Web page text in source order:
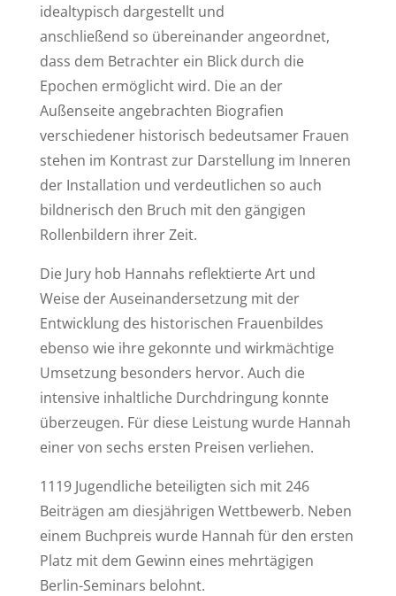
idealtypisch dargestellt und
anschließend so übereinander angeordnet,
dass dem Betrachter ein Blick durch die
Epochen ermöglicht wird. Die an der
Außenseite angebrachten Biografien
verschiedener historisch bedeutsamer Frauen
stehen im Kontrast zur Darstellung im Inneren
der Installation und verdeutlichen so auch
bildnerisch den Bruch mit den gängigen
Rollenbildern ihrer Zeit.
Die Jury hob Hannahs reflektierte Art und
Weise der Auseinandersetzung mit der
Entwicklung des historischen Frauenbildes
ebenso wie ihre gekonnte und wirkmächtige
Umsetzung besonders hervor. Auch die
intensive inhaltliche Durchdringung konnte
überzeugen. Für diese Leistung wurde Hannah
einer von sechs ersten Preisen verliehen.
1119 Jugendliche beteiligten sich mit 246
Beiträgen am diesjährigen Wettbewerb. Neben
einem Buchpreis wurde Hannah für den ersten
Platz mit dem Gewinn eines mehrtägigen
Berlin-Seminars belohnt.